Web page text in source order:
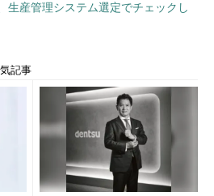
生産管理システム選定でチェックし
記事